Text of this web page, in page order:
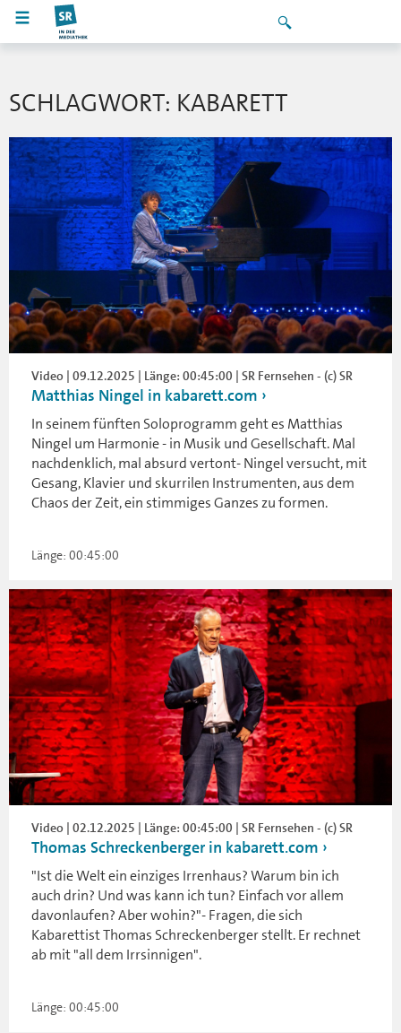
SCHLAGWORT: KABARETT
Video | 09.12.2025 | Länge: 00:45:00 | SR Fernsehen - (c) SR
Matthias Ningel in kabarett.com
In seinem fünften Soloprogramm geht es Matthias
Ningel um Harmonie - in Musik und Gesellschaft. Mal
nachdenklich, mal absurd vertont- Ningel versucht, mit
Gesang, Klavier und skurrilen Instrumenten, aus dem
Chaos der Zeit, ein stimmiges Ganzes zu formen.
Länge: 00:45:00
Video | 02.12.2025 | Länge: 00:45:00 | SR Fernsehen - (c) SR
Thomas Schreckenberger in kabarett.com
"Ist die Welt ein einziges Irrenhaus? Warum bin ich
auch drin? Und was kann ich tun? Einfach vor allem
davonlaufen? Aber wohin?"- Fragen, die sich
Kabarettist Thomas Schreckenberger stellt. Er rechnet
ab mit "all dem Irrsinnigen".
Länge: 00:45:00